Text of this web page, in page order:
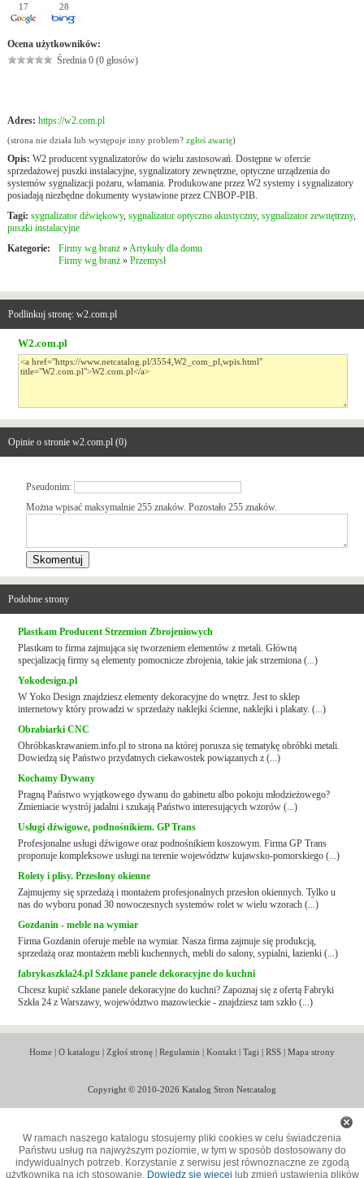
17 28
Ocena użytkowników:
Średnia 0 (0 głosów)
Adres: https://w2.com.pl
(strona nie działa lub występuje inny problem? zgłoś awarię)
Opis: W2 producent sygnalizatorów do wielu zastosowań. Dostępne w ofercie
sprzedażowej puszki instalacyjne, sygnalizatory zewnętrzne, optyczne urządzenia do
systemów sygnalizacji pożaru, włamania. Produkowane przez W2 systemy i sygnalizatory
posiadają niezbędne dokumenty wystawione przez CNBOP-PIB.
Tagi: sygnalizator dźwiękowy, sygnalizator optyczno akustyczny, sygnalizator zewnętrzny,
puszki instalacyjne
Kategorie:
Firmy wg branż» Artykuły dla domu
Firmy wg branż» Przemysł
Podlinkuj stronę: w2.com.pl
W2.com.pl
Opinie o stronie w2.com.pl (0)
Pseudonim:
Można wpisać maksymalnie 255 znaków. Pozostało255 znaków.
Podobne strony
Plastkam Producent Strzemion Zbrojeniowych
Plastkam to firma zajmująca się tworzeniem elementów z metali. Główną
specjalizacją firmy są elementy pomocnicze zbrojenia, takie jak strzemiona (...)
Yokodesign.pl
W Yoko Design znajdziesz elementy dekoracyjne do wnętrz. Jest to sklep
internetowy który prowadzi w sprzedaży naklejki ścienne, naklejki i plakaty. (...)
Obrabiarki CNC
Obróbkaskrawaniem.info.pl to strona na której porusza się tematykę obróbki metali.
Dowiedzą się Państwo przydatnych ciekawostek powiązanych z (...)
Kochamy Dywany
Pragną Państwo wyjątkowego dywanu do gabinetu albo pokoju młodzieżowego?
Zmieniacie wystrój jadalni i szukają Państwo interesujących wzorów (...)
Usługi dźwigowe, podnośnikiem. GP Trans
Profesjonalne usługi dźwigowe oraz podnośnikiem koszowym. Firma GP Trans
proponuje kompleksowe usługi na terenie województw kujawsko-pomorskiego (...)
Rolety i plisy. Przesłony okienne
Zajmujemy się sprzedażą i montażem profesjonalnych przesłon okiennych. Tylko u
nas do wyboru ponad 30 nowoczesnych systemów rolet w wielu wzorach (...)
Gozdanin - meble na wymiar
Firma Gozdanin oferuje meble na wymiar. Nasza firma zajmuje się produkcją,
sprzedażą oraz montażem mebli kuchennych, mebli do salony, sypialni, łazienki (...)
fabrykaszkla24.pl Szklane panele dekoracyjne do kuchni
Chcesz kupić szklane panele dekoracyjne do kuchni? Zapoznaj się z ofertą Fabryki
Szkła 24 z Warszawy, województwo mazowieckie - znajdziesz tam szkło (...)
Home| O katalogu | Zgłoś stronę| Regulamin | Kontakt| Tagi | RSS| Mapa strony
Copyright © 2010-2026 Katalog Stron Netcatalog
W ramach naszego katalogu stosujemy pliki cookies w celu świadczenia
Państwu usług na najwyższym poziomie, w tym w sposób dostosowany do
indywidualnych potrzeb. Korzystanie z serwisu jest równoznaczne ze zgodą
użytkownika na ich stosowanie. Dowiedz się więcej lub zmień ustawienia plików